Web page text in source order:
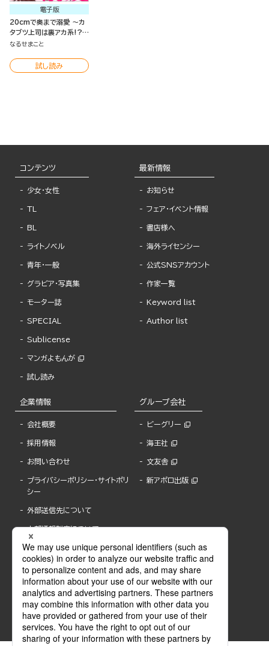
電子版
20cmで奥まで溺愛 ～カ
タブツ上司は裏アカ系!?～
（分冊版）
なるせまこと
試し読み
コンテンツ
少女・女性
TL
BL
ライトノベル
青年・一般
グラビア・写真集
モーター誌
SPECIAL
Sublicense
マンガよもんが
試し読み
最新情報
お知らせ
フェア・イベント情報
書店様へ
海外ライセンシー
公式SNSアカウント
作家一覧
Keyword list
Author list
企業情報
会社概要
採用情報
お問い合わせ
プライバシーポリシー・サイトポリ
シー
外部送信先について
内部通報制度について
グループ会社
ビーグリー
海王社
文友舎
新アポロ出版